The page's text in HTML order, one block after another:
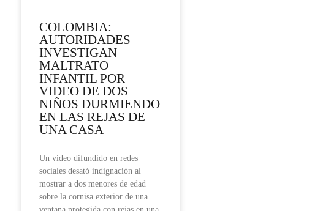
COLOMBIA:
AUTORIDADES
INVESTIGAN
MALTRATO
INFANTIL POR
VIDEO DE DOS
NIÑOS DURMIENDO
EN LAS REJAS DE
UNA CASA
Un video difundido en redes
sociales desató indignación al
mostrar a dos menores de edad
sobre la cornisa exterior de una